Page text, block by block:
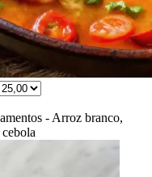
- Arroz branco,